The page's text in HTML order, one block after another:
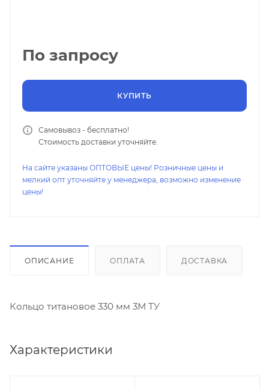
По запросу
КУПИТЬ
Самовывоз - бесплатно!
Стоимость доставки уточняйте.
На сайте указаны ОПТОВЫЕ цены! Розничные цены и
мелкий опт уточняйте у менеджера, возможно изменение
цены!
ОПИСАНИЕ ОПЛАТА ДОСТАВКА
Кольцо титановое 330 мм 3М ТУ
Характеристики